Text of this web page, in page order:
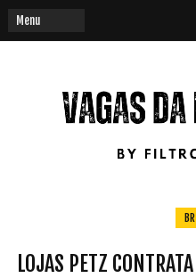
LOJAS PETZ